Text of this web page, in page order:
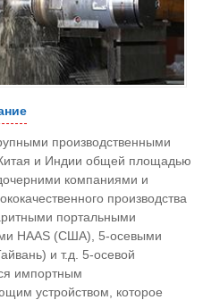
производственными
и Индии общей площадью
компаниями и
производства
портальными
HAAS (США), 5-осевыми
и т.д. 5-осевой
импортным
устройством, которое